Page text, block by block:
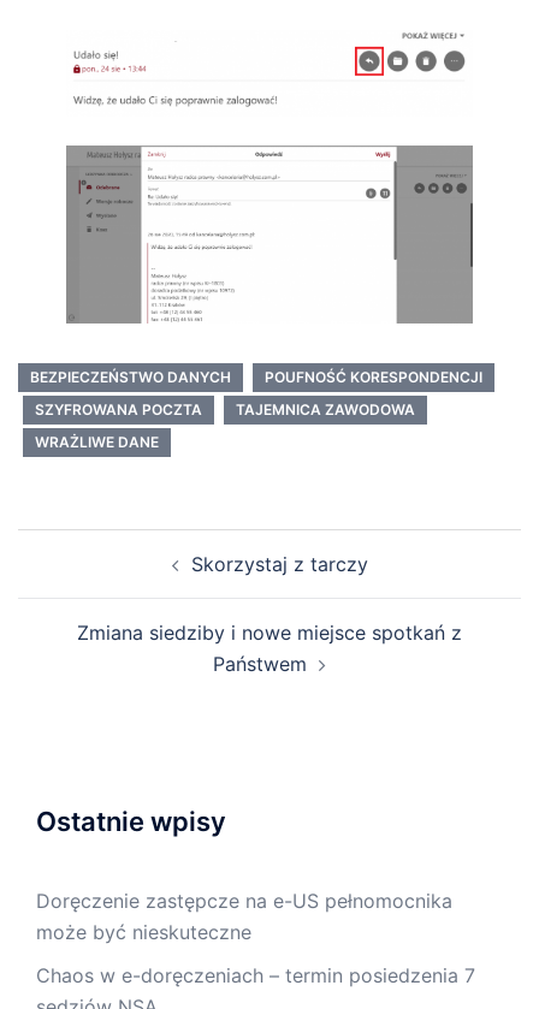
BEZPIECZEŃSTWO DANYCH
POUFNOŚĆ KORESPONDENCJI
SZYFROWANA POCZTA
TAJEMNICA ZAWODOWA
WRAŻLIWE DANE
Skorzystaj z tarczy
Zmiana siedziby i nowe miejsce spotkań z
Państwem
Ostatnie wpisy
Doręczenie zastępcze na e-US pełnomocnika
może być nieskuteczne
Chaos w e-doręczeniach – termin posiedzenia 7